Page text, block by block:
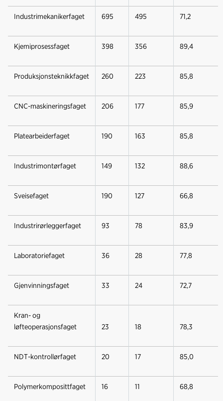
Industrimekanikerfaget 695 495 71,2
Kjemiprosessfaget 398 356 89,4
Produksjonsteknikkfaget 260 223 85,8
CNC-maskineringsfaget 206 177 85,9
Platearbeiderfaget 190 163 85,8
Industrimontørfaget 149 132 88,6
Sveisefaget 190 127 66,8
Industrirørleggerfaget 93 78 83,9
Laboratoriefaget 36 28 77,8
Gjenvinningsfaget 33 24 72,7
Kran- og
løfteoperasjonsfaget
23 18 78,3
NDT-kontrollørfaget 20 17 85,0
Polymerkomposittfaget 16 11 68,8